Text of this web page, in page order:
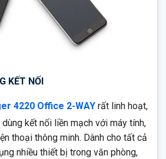
KẾT NỐI
4220 Office 2-WAY rất linh hoạt,
kết nối liền mạch với máy tính,
thoại thông minh. Dành cho tất cả
nhiều thiết bị trong văn phòng,